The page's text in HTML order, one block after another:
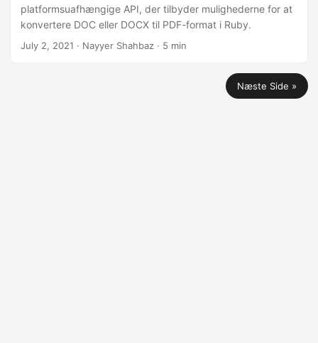
platformsuafhængige API, der tilbyder mulighederne for at
konvertere DOC eller DOCX til PDF-format i Ruby.
July 2, 2021 · Nayyer Shahbaz · 5 min
Næste Side »